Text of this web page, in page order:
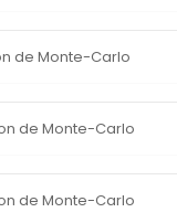
de Monte-Carlo
de Monte-Carlo
de Monte-Carlo